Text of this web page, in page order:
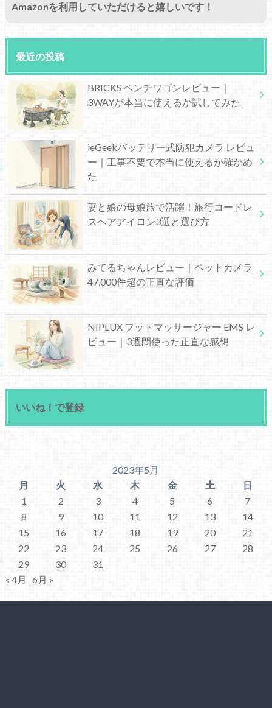
Amazonを利用していただけると嬉しいです！
最近の投稿
BRICKS ベンチワゴンレビュー｜
3WAYが本当に使えるか試してみた
ieGeekバッテリー式防犯カメラ レビュ
ー｜工事不要で本当に使えるか確かめ
た
妻と娘の母娘旅で活躍！旅行コードレ
スヘアアイロン3選と選び方
みてるちゃんレビュー｜ペットカメラ
47,000件超の正直な評価
NIPLUX フットマッサージャー EMS レ
ビュー｜3週間使った正直な感想
いいね！で登録
2023年5月
月
火 水 木 金 土
日
1
2 3 4 5 6
7
8
9 10 11 12 13
14
15
16 17 18 19 20
21
22
23 24 25 26 27
28
29
30
31
« 4月
6月 »